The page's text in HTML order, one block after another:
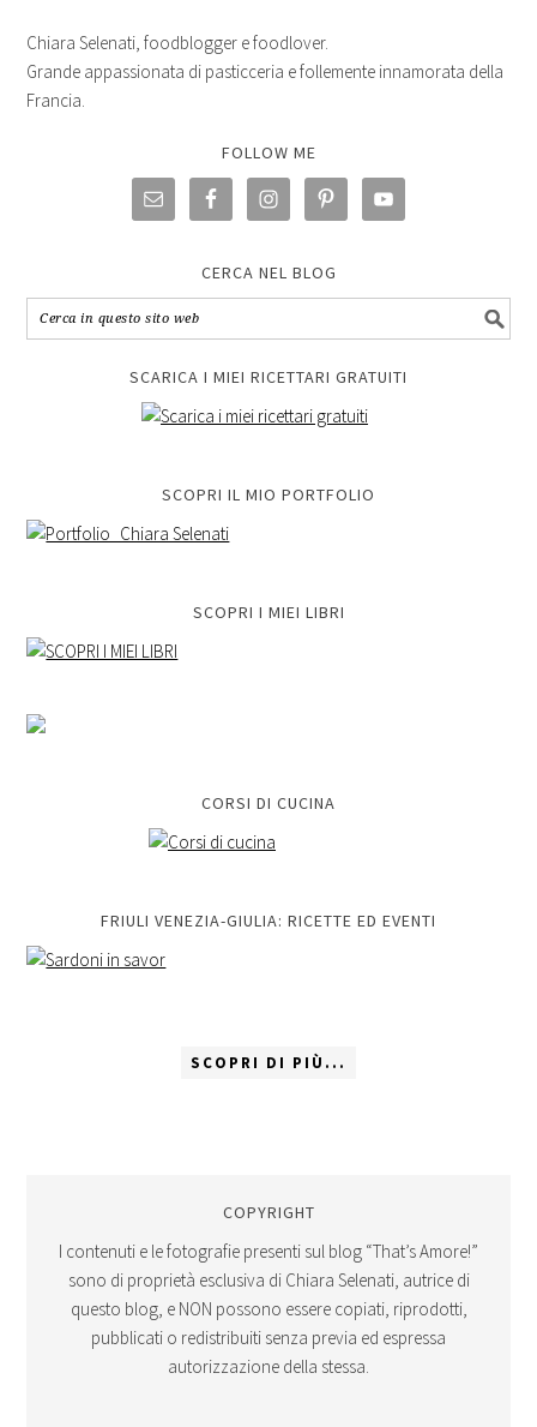
Chiara Selenati, foodblogger e foodlover.
Grande appassionata di pasticceria e follemente innamorata della
Francia.
FOLLOW ME
CERCA NEL BLOG
SCARICA I MIEI RICETTARI GRATUITI
SCOPRI IL MIO PORTFOLIO
SCOPRI I MIEI LIBRI
CORSI DI CUCINA
FRIULI VENEZIA-GIULIA: RICETTE ED EVENTI
SCOPRI DI PIÙ...
COPYRIGHT
I contenuti e le fotografie presenti sul blog “That’s Amore!”
sono di proprietà esclusiva di Chiara Selenati, autrice di
questo blog, e NON possono essere copiati, riprodotti,
pubblicati o redistribuiti senza previa ed espressa
autorizzazione della stessa.